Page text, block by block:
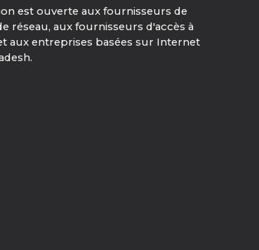
est ouverte aux fournisseurs de
réseau, aux fournisseurs d'accès à
aux entreprises basées sur Internet